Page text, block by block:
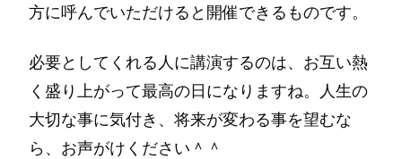
方に呼んでいただけると開催できるものです。
必要としてくれる人に講演するのは、お互い熱
く盛り上がって最高の日になりますね。人生の
大切な事に気付き、将来が変わる事を望むな
ら、お声がけください＾＾